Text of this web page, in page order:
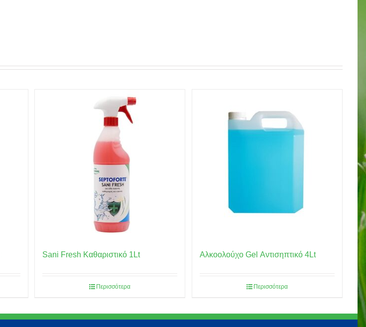
Sani Fresh Καθαριστικό 1Lt
Περισσότερα
Αλκοολούχο Gel Αντισηπτικό 4Lt
Περισσότερα